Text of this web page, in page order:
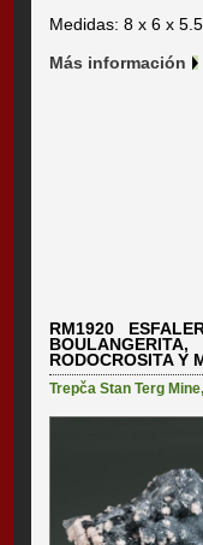
Medidas: 8 x 6 x 5.5
Más información
RM1920
BOULANGERITA,
RODOCROSITA Y
Trepča Stan Terg Mine